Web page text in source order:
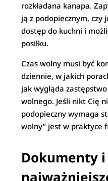
rozkładana kanapa.
ją z podopiecznym, czy
dostęp do kuchni i
posiłku.
Czas wolny musi być
dziennie, w jakich
jak wygląda
wolnego. Jeśli nikt Cię
podopieczny wymaga
wolny” jest w praktyce
Dokumenty